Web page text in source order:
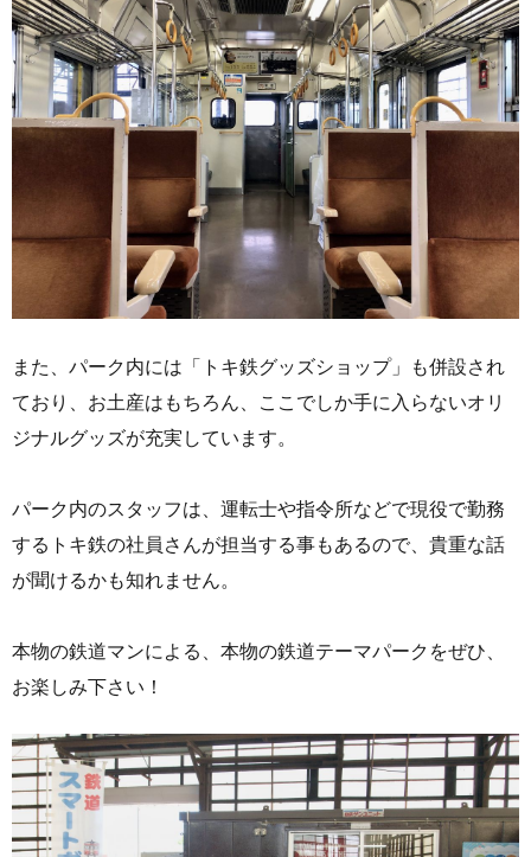
また、パーク内には「トキ鉄グッズショップ」も併設され
ており、お土産はもちろん、ここでしか手に入らないオリ
ジナルグッズが充実しています。
パーク内のスタッフは、運転士や指令所などで現役で勤務
するトキ鉄の社員さんが担当する事もあるので、貴重な話
が聞けるかも知れません。
本物の鉄道マンによる、本物の鉄道テーマパークをぜひ、
お楽しみ下さい！